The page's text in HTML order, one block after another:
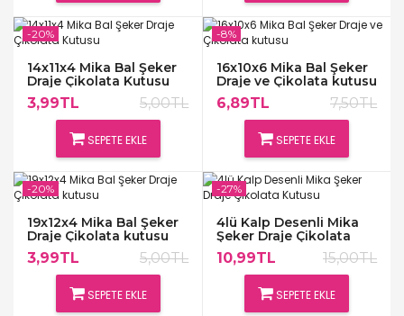
14x11x4 Mika Bal Şeker
Draje Çikolata Kutusu
3,99TL 5,00TL
SEPETE EKLE
-20%
16x10x6 Mika Bal Şeker
Draje ve Çikolata kutusu
6,89TL 7,50TL
SEPETE EKLE
-8%
19x12x4 Mika Bal Şeker
Draje Çikolata kutusu
3,99TL 5,00TL
SEPETE EKLE
-20%
4lü Kalp Desenli Mika
Şeker Draje Çikolata
Kutusu
10,99TL 15,00TL
SEPETE EKLE
-27%